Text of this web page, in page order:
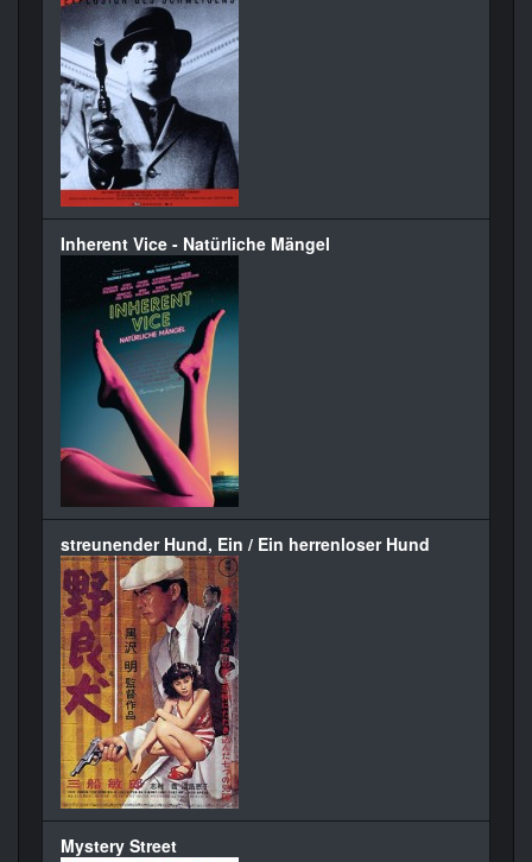
Inherent Vice - Natürliche Mängel
streunender Hund, Ein / Ein herrenloser Hund
Mystery Street